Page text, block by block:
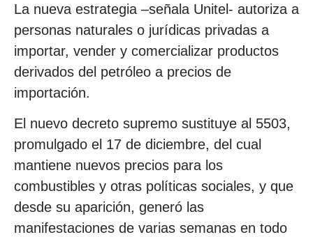
La nueva estrategia –señala Unitel- autoriza a
personas naturales o jurídicas privadas a
importar, vender y comercializar productos
derivados del petróleo a precios de
importación.
El nuevo decreto supremo sustituye al 5503,
promulgado el 17 de diciembre, del cual
mantiene nuevos precios para los
combustibles y otras políticas sociales, y que
desde su aparición, generó las
manifestaciones de varias semanas en todo